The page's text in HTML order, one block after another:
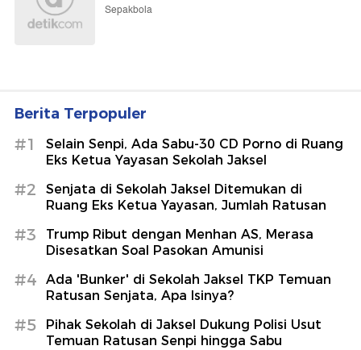
Sepakbola
Berita Terpopuler
#1
Selain Senpi, Ada Sabu-30 CD Porno di Ruang
Eks Ketua Yayasan Sekolah Jaksel
#2
Senjata di Sekolah Jaksel Ditemukan di
Ruang Eks Ketua Yayasan, Jumlah Ratusan
#3
Trump Ribut dengan Menhan AS, Merasa
Disesatkan Soal Pasokan Amunisi
#4
Ada 'Bunker' di Sekolah Jaksel TKP Temuan
Ratusan Senjata, Apa Isinya?
#5
Pihak Sekolah di Jaksel Dukung Polisi Usut
Temuan Ratusan Senpi hingga Sabu